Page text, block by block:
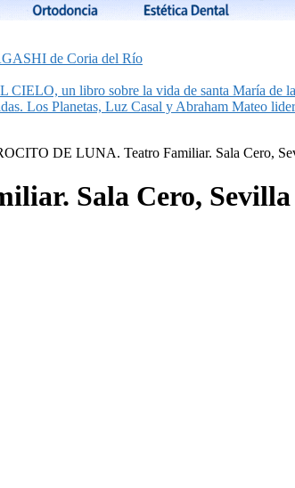
de Coria del Río
un libro sobre la vida de santa María de
Los Planetas, Luz Casal y Abraham Mateo
DE LUNA. Teatro Familiar. Sala Cero,
Sala Cero, Sevilla